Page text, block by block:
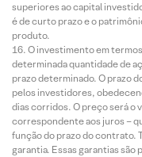
superiores ao capital
é de curto prazo e o
produto.
O investimento em
determinada quantidade de
prazo determinado. O prazo
pelos investidores,
dias corridos. O preço será o
correspondente aos juros –
função do prazo do contrato.
garantia. Essas garantias são